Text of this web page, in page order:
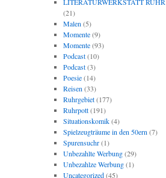
LITERATURWERKSTATT RUHR
(21)
Malen(5)
Momente(9)
Momente(93)
Podcast(10)
Podcast(3)
Poesie(14)
Reisen(33)
Ruhrgebiet(177)
Ruhrpott(191)
Situationskomik(4)
Spielzeugträume in den 50ern(7)
Spurensuchr(1)
Unbezahlte Werbung(29)
Unbezahlze Werbung(1)
Uncategorized(45)